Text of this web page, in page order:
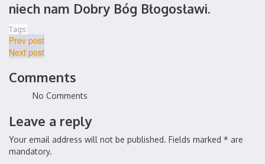
niech nam Dobry Bóg Błogosławi.
Tags:
Prev post
Next post
Comments
No Comments
Leave a reply
Your email address will not be published. Fields marked * are
mandatory.